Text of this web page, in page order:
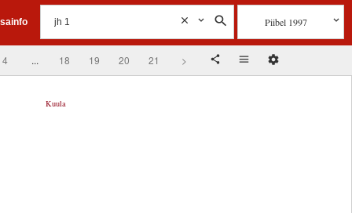
Piibel 1997
4 ... 18 19 20 21 >
Kuula